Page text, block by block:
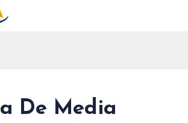
De Media